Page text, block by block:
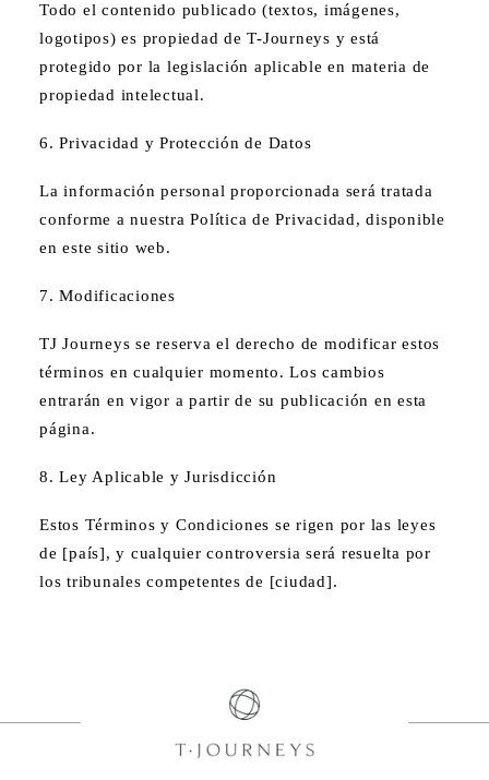
Todo el contenido publicado (textos, imágenes,
logotipos) es propiedad de T-Journeys y está
protegido por la legislación aplicable en materia de
propiedad intelectual.
6. Privacidad y Protección de Datos
La información personal proporcionada será tratada
conforme a nuestra Política de Privacidad, disponible
en este sitio web.
7. Modificaciones
TJ Journeys se reserva el derecho de modificar estos
términos en cualquier momento. Los cambios
entrarán en vigor a partir de su publicación en esta
página.
8. Ley Aplicable y Jurisdicción
Estos Términos y Condiciones se rigen por las leyes
de [país], y cualquier controversia será resuelta por
los tribunales competentes de [ciudad].